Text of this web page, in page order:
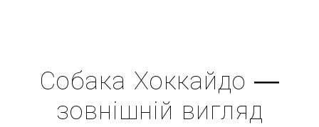
Собака Хоккайдо —
зовнішній вигляд